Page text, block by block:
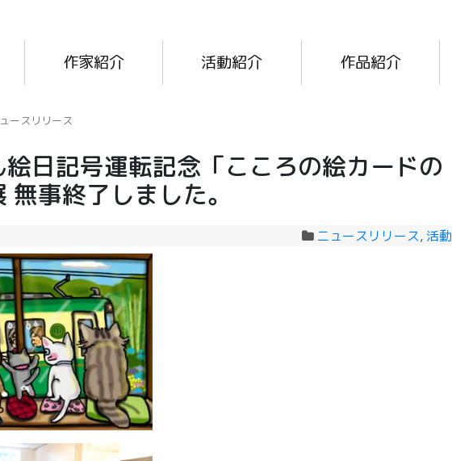
作家紹介 活動紹介 作品紹介
ースリリース
絵日記号運転記念「こころの絵カードの
無事終了しました。
ニュースリリース, 活動